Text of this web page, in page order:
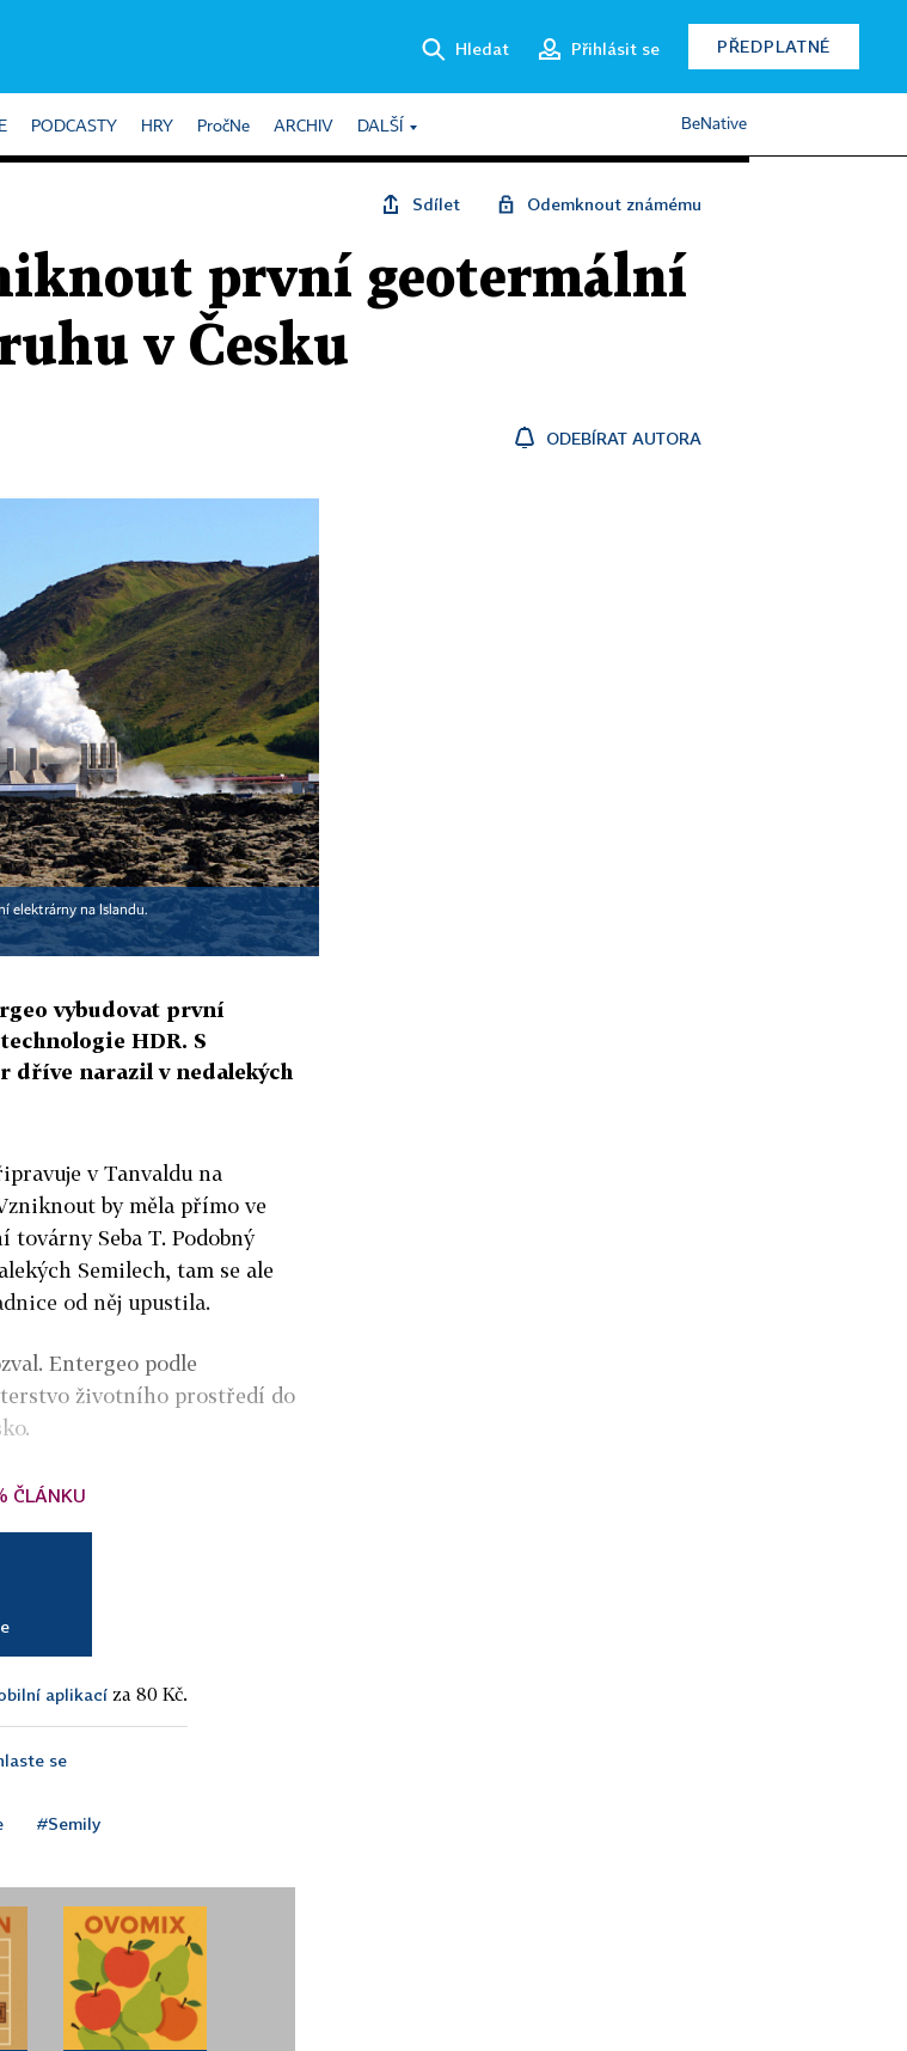
Hledat Přihlásit se PŘEDPLATNÉ
PODCASTY HRY PročNe ARCHIV DALŠÍ BeNative
Sdílet Odemknout známému
první geotermální
v Česku
ODEBÍRAT AUTORA
elektrárny na Islandu.
vybudovat první
HDR. S
dříve narazil v nedalekých
v Tanvaldu na
by měla přímo ve
Seba T. Podobný
Semilech, tam se ale
od něj upustila.
Entergeo podle
životního prostředí do
ČLÁNKU
aplikací za 80 Kč.
se
#Semily